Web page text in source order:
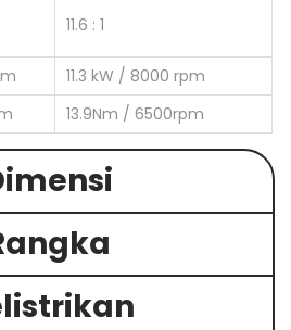
11.6 : 1
11.3 kW / 8000 rpm
13.9Nm / 6500rpm